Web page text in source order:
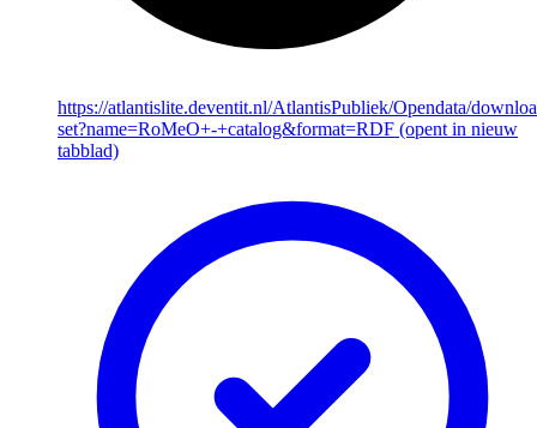
https://atlantislite.deventit.nl/AtlantisPubliek/Opendata/
set?name=RoMeO+-+catalog&format=RDF (opent in nieuw
tabblad)